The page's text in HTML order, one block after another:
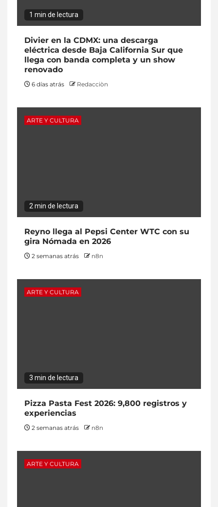
1 min de lectura
Divier en la CDMX: una descarga
eléctrica desde Baja California Sur que
llega con banda completa y un show
renovado
6 días atrás Redacciòn
ARTE Y CULTURA
2 min de lectura
Reyno llega al Pepsi Center WTC con su
gira Nómada en 2026
2 semanas atrás n8n
ARTE Y CULTURA
3 min de lectura
Pizza Pasta Fest 2026: 9,800 registros y
experiencias
2 semanas atrás n8n
ARTE Y CULTURA